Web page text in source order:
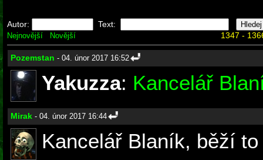
Autor: Text:
Nejnovější Novější 1347 -
Pozemstan - 04. únor 2017 16:52
Yakuzza: Kancelář
Mirak - 04. únor 2017 16:44
Kancelář Blaník, běží